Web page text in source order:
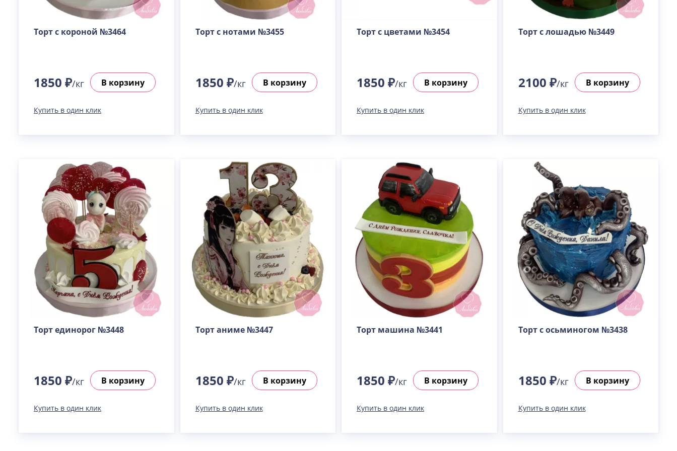
Пралине
Узнать подробнее о начинке
Узнать подробнее о начинке
Черничный мусс
Узнать подробнее о начинке
По выбору кондитера
Узнать подробнее о начинке
Торт с короной №3464
1850 ₽/кг В корзину
Купить в один клик
Торт с нотами №3455
1850 ₽/кг В корзину
Купить в один клик
Торт с цветами №3454
1850 ₽/кг В корзину
Купить в один клик
Торт с лошадью №3449
2100 ₽/кг В корзину
Купить в один клик
Торт единорог №3448
1850 ₽/кг В корзину
Купить в один клик
Торт аниме №3447
1850 ₽/кг В корзину
Купить в один клик
Торт машина №3441
1850 ₽/кг В корзину
Купить в один клик
Торт с осьминогом №3438
1850 ₽/кг В корзину
Купить в один клик